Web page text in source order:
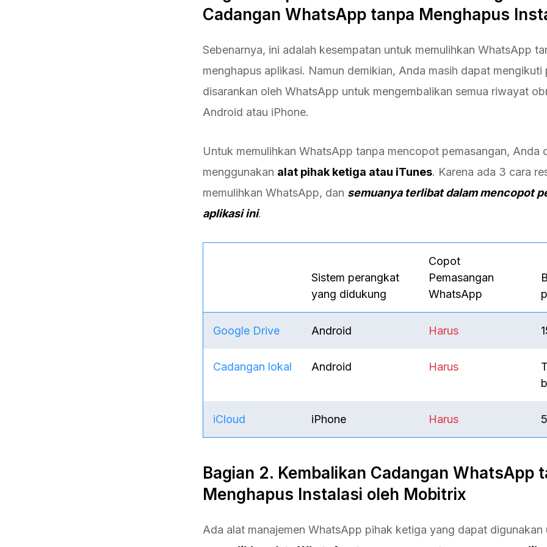
Cadangan WhatsApp tanpa Menghapus
Sebenarnya, ini adalah kesempatan untuk memulihkan WhatsApp
menghapus aplikasi. Namun demikian, Anda masih dapat mengikuti
disarankan oleh WhatsApp untuk mengembalikan semua riwayat
Android atau iPhone.
Untuk memulihkan WhatsApp tanpa mencopot pemasangan, Anda
menggunakan alat pihak ketiga atau iTunes. Karena ada 3 cara
memulihkan WhatsApp, dan semuanya terlibat dalam mencopot
aplikasi ini.
Sistem perangkat
yang didukung
Copot
Pemasangan
WhatsApp
Google Drive Android Harus
Cadangan lokal Android Harus
iCloud iPhone Harus
Bagian 2. Kembalikan Cadangan WhatsApp
Menghapus Instalasi oleh Mobitrix
Ada alat manajemen WhatsApp pihak ketiga yang dapat digunakan